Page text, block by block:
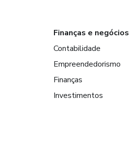
Finanças e negócios
Contabilidade
Empreendedorismo
Finanças
Investimentos